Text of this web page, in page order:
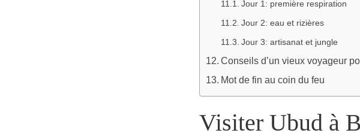
Jour 1: première respiration
Jour 2: eau et rizières
Jour 3: artisanat et jungle
Conseils d’un vieux voyageur
Mot de fin au coin du feu
Visiter Ubud à